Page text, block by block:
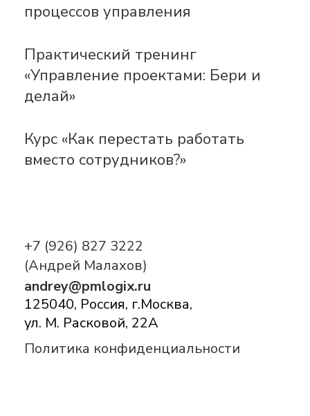
+7 (926) 827 3222
(Андрей Малахов)
andrey@pmlogix.ru
125040, Россия, г.Москва,
ул. М. Расковой, 22А
Политика конфиденциальности
процессов управления
Практический тренинг
«Управление проектами: Бери и
делай»
Курс «Как перестать работать
вместо сотрудников?»